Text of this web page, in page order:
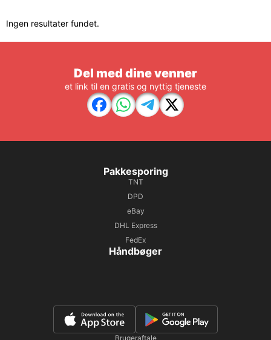
Ingen resultater fundet.
Del med dine venner
et link til en gratis og nyttig tjeneste
Pakkesporing
TNT
DPD
eBay
DHL Express
FedEx
Håndbøger
Brugeraftale